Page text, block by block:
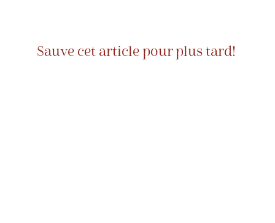
Sauve cet article pour plus tard!